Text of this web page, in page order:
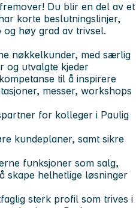
Du blir en del av et
korte beslutningslinjer,
høy grad av trivsel.
nøkkelkunder, med særlig
og utvalgte kjeder
til å inspirere
messer, workshops
for kolleger i Paulig
kundeplaner, samt sikre
funksjoner som salg,
skape helhetlige løsninger
sterk profil som trives i